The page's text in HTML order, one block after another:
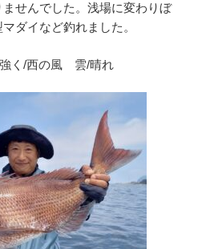
せんでした。浅場に変わりぼ
ダイなど釣れました。
く/西の風 雲/晴れ